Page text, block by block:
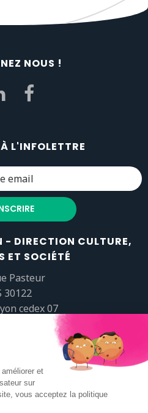
NOUS !
L'INFOLETTRE
- DIRECTION CULTURE,
ET SOCIÉTÉ
Pasteur
30122
cedex 07
lyon.fr
37 37 82 01